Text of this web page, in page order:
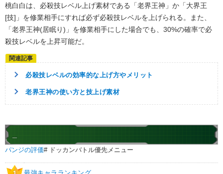
桃白白
7.5 /10点
卑怯者
どどん波
残虐
【一致するカテゴリー( 5)】
兄弟の絆
地球人
永遠の宿敵
・気力+2
【一致するリンクスキル(
ドラゴンボールの導き
ドラゴンボールを求めし者
桃白白は、必殺技レベル上げ素材である「老界王神」か「大界王
[技]」を修業相手にすれば必ず必殺技レベルを上げられる。また、
「老界王神(居眠り)」を修業相手にした場合でも、30%の確率で必
殺技レベルを上昇可能だ。
必殺技レベルの効率的な上げ方やメリット
老界王神の使い方と技上げ素材
パンジの評価# ドッカンバトル優先メニュー